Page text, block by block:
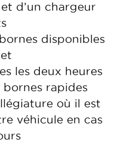
d’un chargeur
disponibles
les deux heures
bornes rapides
où il est
véhicule en cas